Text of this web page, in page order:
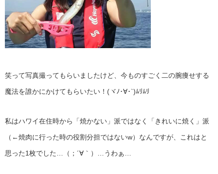
笑って写真撮ってもらいましたけど、今ものすごく二の腕痩せする
魔法を誰かにかけてもらいたい！(ヾﾉ･∀･`)ﾑﾘﾑﾘ
私はハワイ在住時から「焼かない」派ではなく「きれいに焼く」派
（←焼肉に行った時の役割分担ではないw）なんですが、これはと
思った1枚でした…（；´∀｀）…うわぁ…